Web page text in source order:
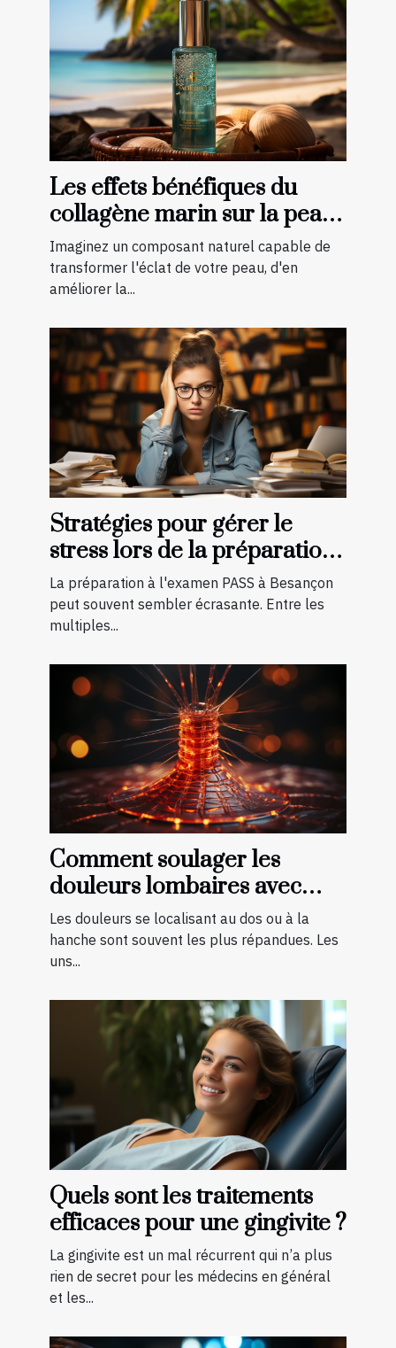
Les effets bénéfiques du
collagène marin sur la peau :
une transformation à
découvrir
Imaginez un composant naturel capable de
transformer l'éclat de votre peau, d'en
améliorer la...
Stratégies pour gérer le
stress lors de la préparation
à l'examen PASS à Besançon
La préparation à l'examen PASS à Besançon
peut souvent sembler écrasante. Entre les
multiples...
Comment soulager les
douleurs lombaires avec
quelques exercices ?
Les douleurs se localisant au dos ou à la
hanche sont souvent les plus répandues. Les
uns...
Quels sont les traitements
efficaces pour une gingivite ?
La gingivite est un mal récurrent qui n’a plus
rien de secret pour les médecins en général
et les...